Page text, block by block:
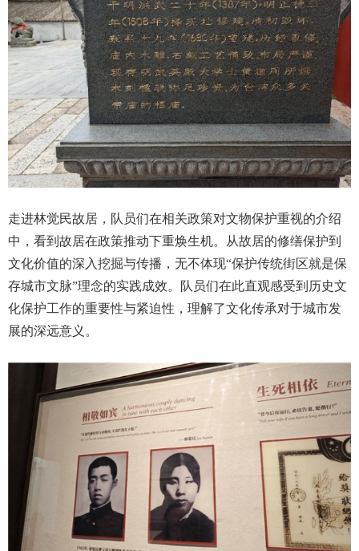
走进林觉民故居，队员们在相关政策对文物保护重视的介绍
中，看到故居在政策推动下重焕生机。从故居的修缮保护到
文化价值的深入挖掘与传播，无不体现“保护传统街区就是保
存城市文脉”理念的实践成效。队员们在此直观感受到历史文
化保护工作的重要性与紧迫性，理解了文化传承对于城市发
展的深远意义。